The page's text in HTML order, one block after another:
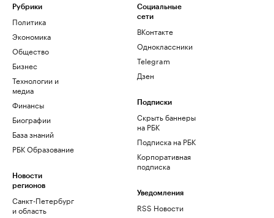
Рубрики
Политика
Экономика
Общество
Бизнес
Технологии и
медиа
Финансы
Биографии
База знаний
РБК Образование
Новости
регионов
Санкт-Петербург
и область
Социальные
сети
ВКонтакте
Одноклассники
Telegram
Дзен
Подписки
Скрыть баннеры
на РБК
Подписка на РБК
Корпоративная
подписка
Уведомления
RSS Новости